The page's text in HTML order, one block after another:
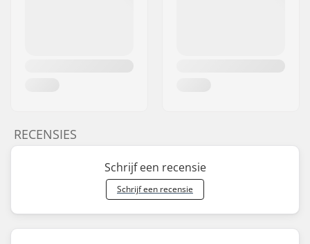
RECENSIES
Schrijf een recensie
Schrijf een recensie